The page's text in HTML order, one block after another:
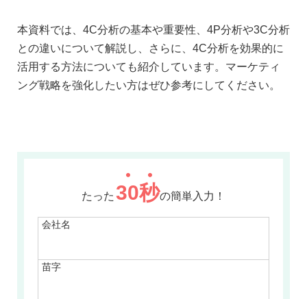
本資料では、4C分析の基本や重要性、4P分析や3C分析
との違いについて解説し、さらに、4C分析を効果的に
活用する方法についても紹介しています。マーケティ
ング戦略を強化したい方はぜひ参考にしてください。
たった 30秒の簡単入力！
会社名
苗字